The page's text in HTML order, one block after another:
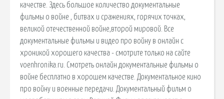
качестве. Здесь большое количество документальные
фильмы о войне , битвах и сражениях, горячих точках,
великой отечественной войне,второй мировой. Все
документальные фильмы и видео про войну в онлайн с
хроникой хорошего качества - смотрите только на сайте
voenhronika.ru. Смотреть онлайн документальные фильмы о
войне бесплатно в хорошем качестве. Документальное кино
про войну и военные передачи. Документальный фильм о